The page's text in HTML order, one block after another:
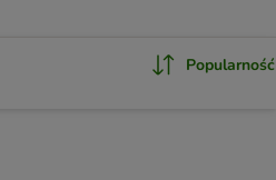
Popularność